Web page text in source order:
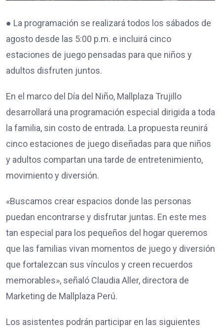
● La programación se realizará todos los sábados de
agosto desde las 5:00 p.m. e incluirá cinco
estaciones de juego pensadas para que niños y
adultos disfruten juntos.
En el marco del Día del Niño, Mallplaza Trujillo
desarrollará una programación especial dirigida a toda
la familia, sin costo de entrada. La propuesta reunirá
cinco estaciones de juego diseñadas para que niños
y adultos compartan una tarde de entretenimiento,
movimiento y diversión.
«Buscamos crear espacios donde las personas
puedan encontrarse y disfrutar juntas. En este mes
tan especial para los pequeños del hogar queremos
que las familias vivan momentos de juego y diversión
que fortalezcan sus vínculos y creen recuerdos
memorables», señaló Claudia Aller, directora de
Marketing de Mallplaza Perú.
Los asistentes podrán participar en las siguientes